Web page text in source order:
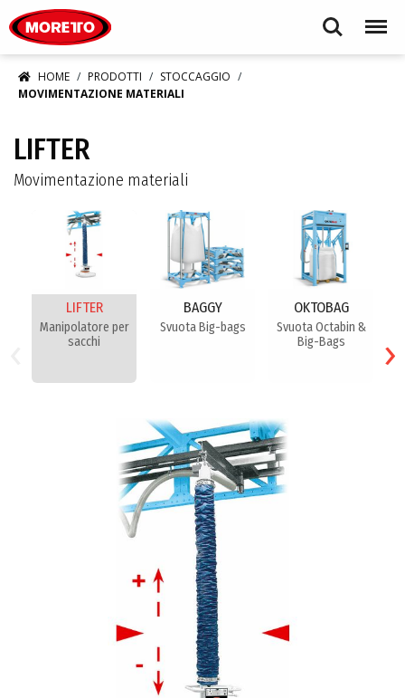
Search Menu
HOME PRODOTTI
STOCCAGGIO
MOVIMENTAZIONE MATERIALI
LIFTER
Movimentazione materiali
LIFTER
Manipolatore per
sacchi
BAGGY
Svuota Big-bags
OKTOBAG
Svuota Octabin &
Big-Bags
›